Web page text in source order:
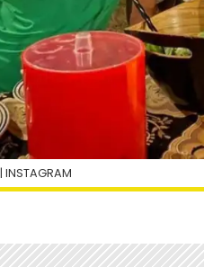
| INSTAGRAM